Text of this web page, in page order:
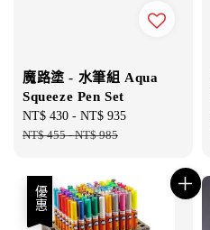
魔路塗 - 水筆組 Aqua
Squeeze Pen Set
Sale
price
NT$ 430 - NT$ 935
NT$ 455-NT$ 985
優惠